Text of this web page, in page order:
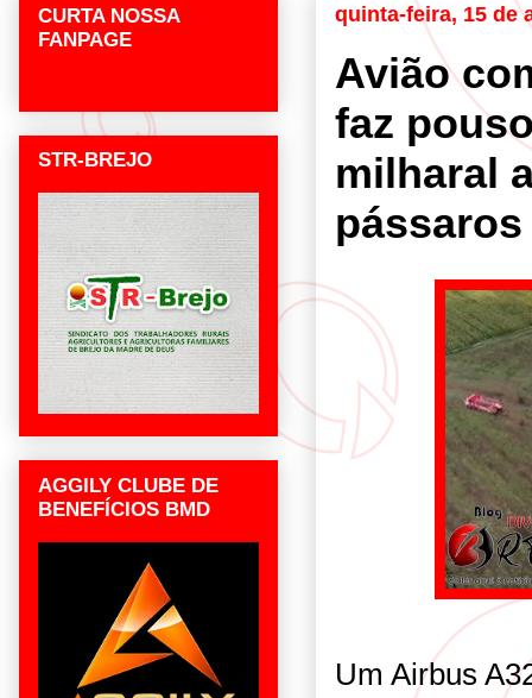
quinta-feira, 15 de
Avião
faz
milharal
Um Airbus
CURTA NOSSA
FANPAGE
STR-BREJO
AGGILY CLUBE DE
BENEFÍCIOS BMD